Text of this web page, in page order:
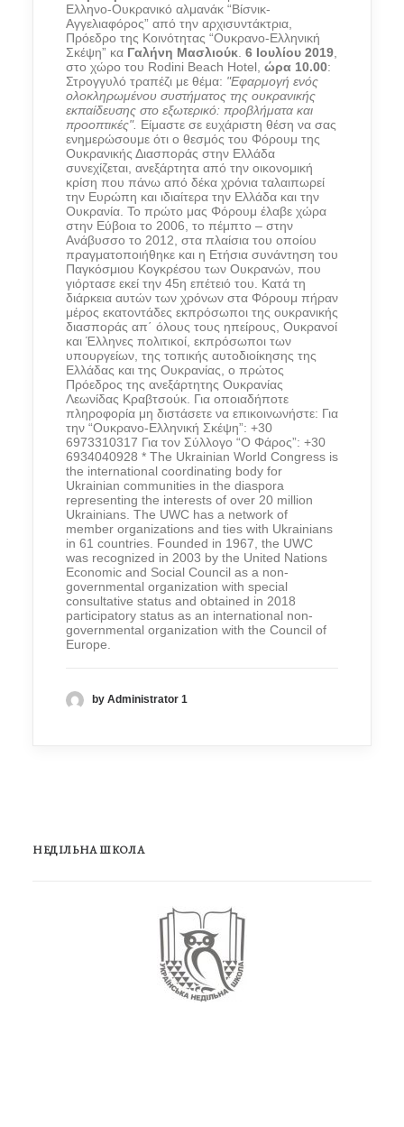
Ελληνο-Ουκρανικό αλμανάκ “Βίσνικ-
Αγγελιαφόρος” από την αρχισυντάκτρια,
Πρόεδρο της Κοινότητας “Ουκρανο-Ελληνική
Σκέψη” κα Γαλήνη Μασλιούκ. 6 Ιουλίου 2019,
στο χώρο του Rodini Beach Hotel, ώρα 10.00:
Στρογγυλό τραπέζι με θέμα: "Εφαρμογή ενός
ολοκληρωμένου συστήματος της ουκρανικής
εκπαίδευσης στο εξωτερικό: προβλήματα και
προοπτικές". Είμαστε σε ευχάριστη θέση να σας
ενημερώσουμε ότι ο θεσμός του Φόρουμ της
Ουκρανικής Διασποράς στην Ελλάδα
συνεχίζεται, ανεξάρτητα από την οικονομική
κρίση που πάνω από δέκα χρόνια ταλαιπωρεί
την Ευρώπη και ιδιαίτερα την Ελλάδα και την
Ουκρανία. Το πρώτο μας Φόρουμ έλαβε χώρα
στην Εύβοια το 2006, το πέμπτο – στην
Ανάβυσσο το 2012, στα πλαίσια του οποίου
πραγματοποιήθηκε και η Ετήσια συνάντηση του
Παγκόσμιου Κογκρέσου των Ουκρανών, που
γιόρτασε εκεί την 45η επέτειό του. Κατά τη
διάρκεια αυτών των χρόνων στα Φόρουμ πήραν
μέρος εκατοντάδες εκπρόσωποι της ουκρανικής
διασποράς απ΄ όλους τους ηπείρους, Ουκρανοί
και Έλληνες πολιτικοί, εκπρόσωποι των
υπουργείων, της τοπικής αυτοδιοίκησης της
Ελλάδας και της Ουκρανίας, ο πρώτος
Πρόεδρος της ανεξάρτητης Ουκρανίας
Λεωνίδας Κραβτσούκ. Για οποιαδήποτε
πληροφορία μη διστάσετε να επικοινωνήστε: Για
την “Ουκρανο-Ελληνική Σκέψη”: +30
6973310317 Για τον Σύλλογο “Ο Φάρος”: +30
6934040928 * The Ukrainian World Congress is
the international coordinating body for
Ukrainian communities in the diaspora
representing the interests of over 20 million
Ukrainians. The UWC has a network of
member organizations and ties with Ukrainians
in 61 countries. Founded in 1967, the UWC
was recognized in 2003 by the United Nations
Economic and Social Council as a non-
governmental organization with special
consultative status and obtained in 2018
participatory status as an international non-
governmental organization with the Council of
Europe.
by Administrator 1
НЕДІЛЬНА ШКОЛА